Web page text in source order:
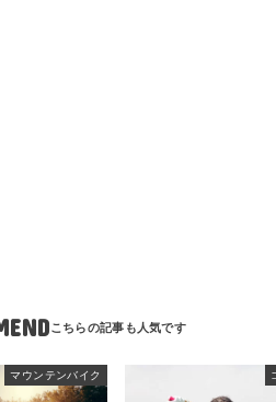
マウンテンバイク